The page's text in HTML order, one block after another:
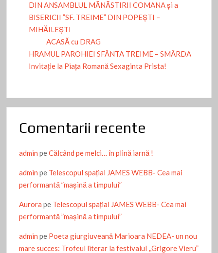
DIN ANSAMBLUL MĂNĂSTIRII COMANA și a
BISERICII ”SF. TREIME” DIN POPEȘTI –
MIHĂILEȘTI
ACASĂ cu DRAG
HRAMUL PAROHIEI SFÂNTA TREIME – SMÂRDA
Invitație la Piața Romană Sexaginta Prista!
Comentarii recente
admin peCălcând pe melci… în plină iarnă !
admin pe Telescopul spațial JAMES WEBB- Cea mai
performantă ”mașină a timpului”
Aurora pe Telescopul spațial JAMES WEBB- Cea mai
performantă ”mașină a timpului”
admin pe Poeta giurgiuveană Marioara NEDEA- un nou
mare succes: Trofeul literar la festivalul ,,Grigore Vieru”